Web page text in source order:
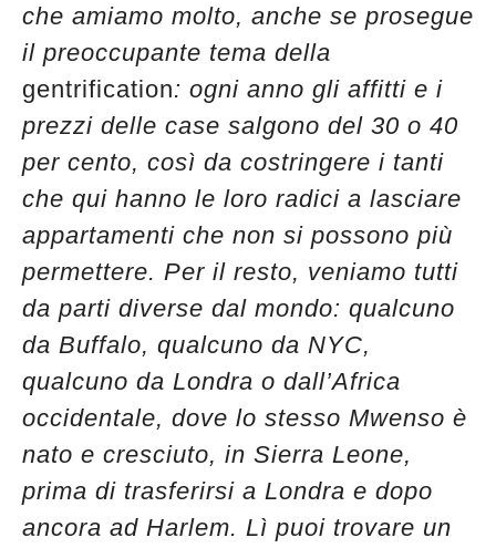
che amiamo molto, anche se prosegue
il preoccupante tema della
gentrification: ogni anno gli affitti e i
prezzi delle case salgono del 30 o 40
per cento, così da costringere i tanti
che qui hanno le loro radici a lasciare
appartamenti che non si possono più
permettere. Per il resto, veniamo tutti
da parti diverse dal mondo: qualcuno
da Buffalo, qualcuno da NYC,
qualcuno da Londra o dall’Africa
occidentale, dove lo stesso Mwenso è
nato e cresciuto, in Sierra Leone,
prima di trasferirsi a Londra e dopo
ancora ad Harlem. Lì puoi trovare un